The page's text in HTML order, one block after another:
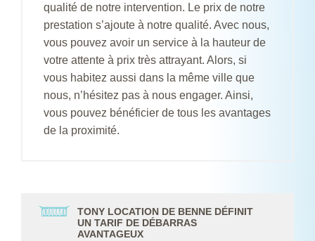
qualité de notre intervention. Le prix de notre
prestation s’ajoute à notre qualité. Avec nous,
vous pouvez avoir un service à la hauteur de
votre attente à prix très attrayant. Alors, si
vous habitez aussi dans la même ville que
nous, n’hésitez pas à nous engager. Ainsi,
vous pouvez bénéficier de tous les avantages
de la proximité.
TONY LOCATION DE BENNE DÉFINIT
UN TARIF DE DÉBARRAS
AVANTAGEUX